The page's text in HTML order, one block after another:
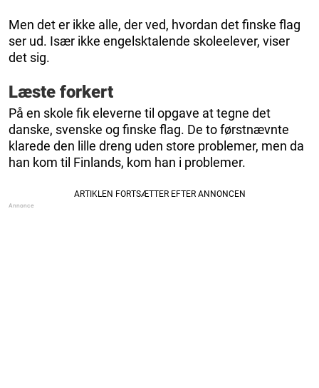
Men det er ikke alle, der ved, hvordan det finske flag
ser ud. Især ikke engelsktalende skoleelever, viser
det sig.
Læste forkert
På en skole fik eleverne til opgave at tegne det
danske, svenske og finske flag. De to førstnævnte
klarede den lille dreng uden store problemer, men da
han kom til Finlands, kom han i problemer.